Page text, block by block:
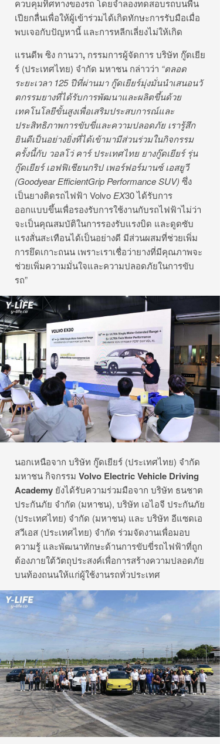
ควบคุมทิศทางของรถ โดยจำลองทดสอบรถบนพื้น
เปียกลื่นเพื่อให้ผู้เข้าร่วมได้เกิดทักษะการรับมือเมื่อ
พบเจอกับปัญหานี้ และการหลีกเลี่ยงไม่ให้เกิด
แรนดีพ ซิง กานวา, กรรมการผู้จัดการ บริษัท กู๊ดเยีย
ร์ (ประเทศไทย) จำกัด มหาชน กล่าวว่า “ตลอด
ระยะเวลา 125 ปีที่ผ่านมา กู๊ดเยียร์มุ่งมั่นนำเสนอนวั
ตกรรมยางที่ได้รับการพัฒนาและผลิตขึ้นด้วย
เทคโนโลยีขั้นสูงเพื่อเสริมประสบการณ์และ
ประสิทธิภาพการขับขี่และความปลอดภัย เรารู้สึก
ยินดีเป็นอย่างยิ่งที่ได้เข้ามามีส่วนร่วมในกิจกรรม
ครั้งนี้กับ วอลโว่ คาร์ ประเทศไทย ยางกู๊ดเยียร์ รุ่น
กู๊ดเยียร์ เอฟฟิเชียนกริป เพอร์ฟอร์มานซ์ เอสยูวี
(Goodyear EfficientGrip Performance SUV) ซึ่ง
เป็นยางติดรถไฟฟ้า Volvo EX30 ได้รับการ
ออกแบบขึ้นเพื่อรองรับการใช้งานกับรถไฟฟ้าไม่ว่า
จะเป็นคุณสมบัติในการรองรับแรงบิด และดูดซับ
แรงสั่นสะเทือนได้เป็นอย่างดี มีส่วนผสมที่ช่วยเพิ่ม
การยึดเกาะถนน เพราะเราเชื่อว่ายางที่มีคุณภาพจะ
ช่วยเพิ่มความมั่นใจและความปลอดภัยในการขับ
รถ”
นอกเหนือจาก บริษัท กู๊ดเยียร์ (ประเทศไทย) จำกัด
มหาชน กิจกรรม Volvo Electric Vehicle Driving
Academy ยังได้รับความร่วมมือจาก บริษัท ธนชาต
ประกันภัย จำกัด (มหาชน), บริษัท เอไอจี ประกันภัย
(ประเทศไทย) จำกัด (มหาชน) และ บริษัท อีแซดเอ
สวีเอส (ประเทศไทย) จำกัด ร่วมจัดงานเพื่อมอบ
ความรู้ และพัฒนาทักษะด้านการขับขี่รถไฟฟ้าที่ถูก
ต้องภายใต้วัตถุประสงค์เพื่อการสร้างความปลอดภัย
บนท้องถนนให้แก่ผู้ใช้งานรถทั่วประเทศ